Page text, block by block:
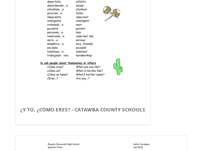
¿Y TÚ, ¿CÓMO ERES? - CATAWBA COUNTY SCHOOLS